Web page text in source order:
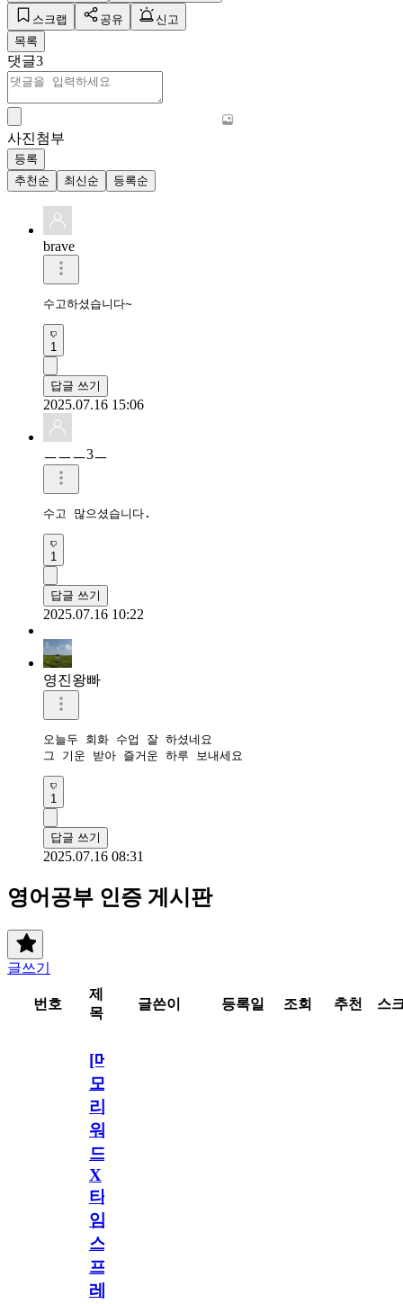
스크랩 공유
신고
목록
댓글3
사진첨부
등록
추천순
최신순 등록순
brave
수고하셨습니다~
1
답글 쓰기
2025.07.16 15:06
ㅡㅡㅡ3ㅡ
수고 많으셨습니다.
1
답글 쓰기
2025.07.16 10:22
영진왕빠
오늘두 회화 수업 잘 하셨네요
그 기운 받아 즐거운 하루 보내세요
1
답글 쓰기
2025.07.16 08:31
영어공부 인증 게시판
글쓰기
번호
제
목
글쓴이 등록일 조회 추천 스
[메
모
리
워
드
X
타
임
스
프
레